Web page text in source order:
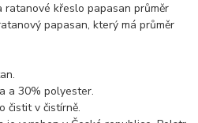
křeslo papasan průměr
papasan, který má průměr
a 30% polyester.
čistit v čistírně.